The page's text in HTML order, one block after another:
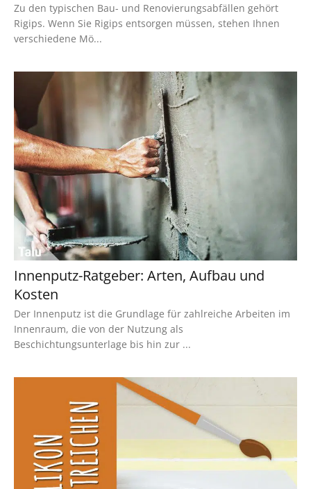
Zu den typischen Bau- und Renovierungsabfällen gehört
Rigips. Wenn Sie Rigips entsorgen müssen, stehen Ihnen
verschiedene Mö...
Innenputz-Ratgeber: Arten, Aufbau und
Kosten
Der Innenputz ist die Grundlage für zahlreiche Arbeiten im
Innenraum, die von der Nutzung als
Beschichtungsunterlage bis hin zur ...